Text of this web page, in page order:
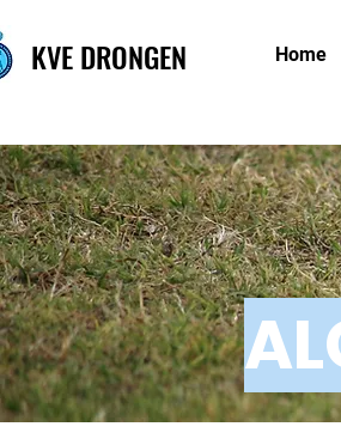
KVE DRONGEN Home